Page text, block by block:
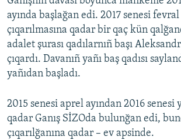
ayında başlağan edi. 2017 senesi
çıqarılmasına qadar bir qaç kün
adalet şurası qadılarnıñ başı
çıqardı. Davanıñ yañı baş qadısı
yañıdan başladı.
2015 senesi aprel ayından 2016 senesi
qadar Ganış SİZOda bulunğan edi,
çıqarılğanına qadar – ev apsinde.